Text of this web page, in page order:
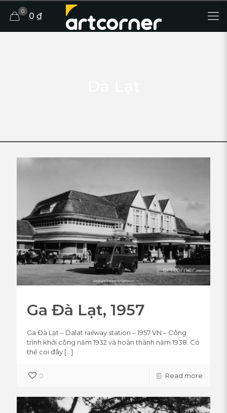
0 0 ₫
Ga Đà Lạt, 1957
Ga Đà Lạt – Dalat railway station – 1957 VN – Công
trình khởi công năm 1932 và hoàn thành năm 1938. Có
thể coi đây […]
0 Read more